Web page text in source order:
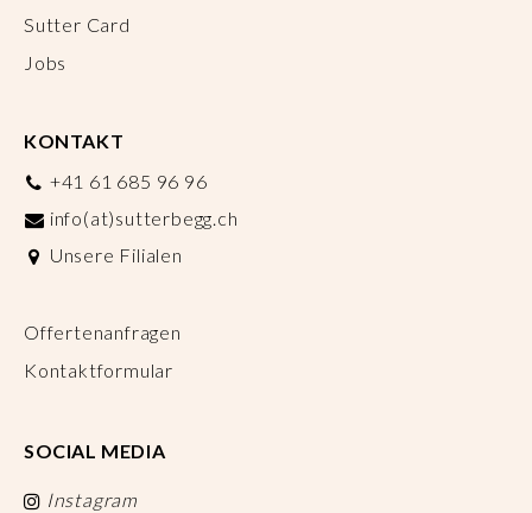
Sutter Card
Jobs
KONTAKT
+41 61 685 96 96
info(at)sutterbegg.ch
Unsere Filialen
Offertenanfragen
Kontaktformular
SOCIAL MEDIA
Instagram